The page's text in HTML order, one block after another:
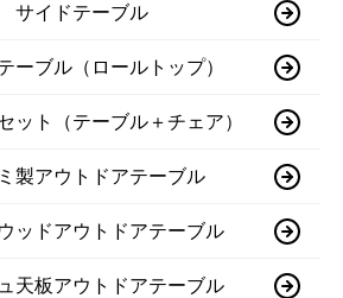
サイドテーブル
ーブル（ロールトップ）
ット（テーブル＋チェア）
製アウトドアテーブル
ッドアウトドアテーブル
天板アウトドアテーブル